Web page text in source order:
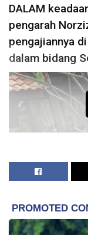
DALAM
pengarah
pengajiannya
dalam bidang